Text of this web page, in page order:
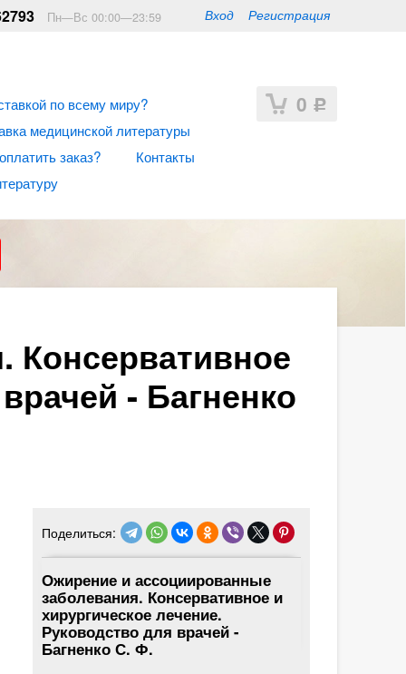
Вход Регистрация
Пн—Вс 00:00—23:59
0 Р
по всему миру?
медицинской литературы
заказ?
Контакты
Консервативное
- Багненко
Поделиться:
Ожирение и ассоциированные
заболевания. Консервативное и
хирургическое лечение.
Руководство для врачей -
Багненко С. Ф.